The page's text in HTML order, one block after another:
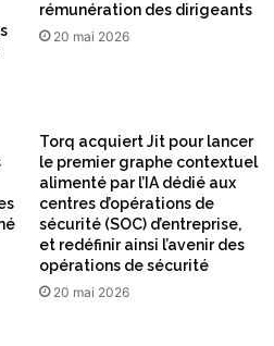
rémunération des dirigeants
20 mai 2026
Torq acquiert Jit pour lancer
le premier graphe contextuel
alimenté par l’IA dédié aux
centres d’opérations de
sécurité (SOC) d’entreprise,
et redéfinir ainsi l’avenir des
opérations de sécurité
20 mai 2026